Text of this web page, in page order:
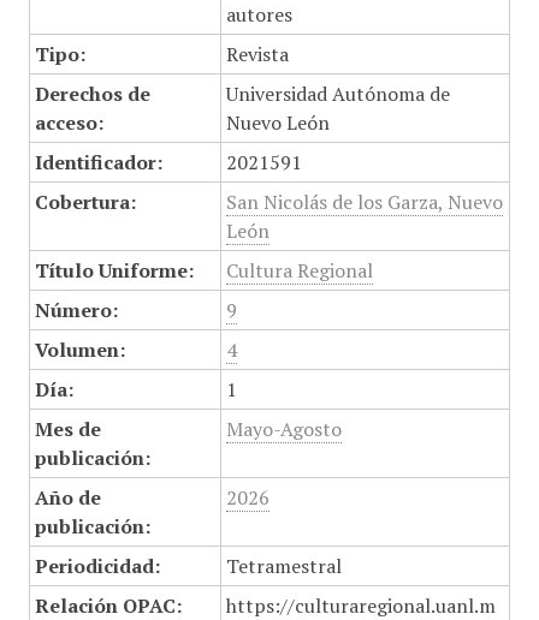
autores
Tipo:
Revista
Derechos de
acceso:
Universidad Autónoma de
Nuevo León
Identificador:
2021591
Cobertura:
San Nicolás de los Garza, Nuevo
León
Título Uniforme:
Cultura Regional
Número:
9
Volumen:
4
Día:
1
Mes de
publicación:
Mayo-Agosto
Año de
publicación:
2026
Periodicidad:
Tetramestral
Relación OPAC:
https://culturaregional.uanl.m